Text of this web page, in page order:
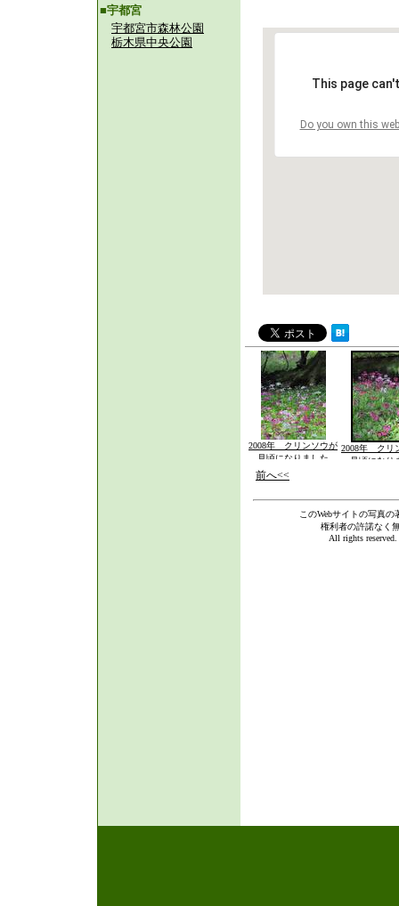
■宇都宮
宇都宮市森林公園
栃木県中央公園
This page
Do you own this
2008年 クリンソウが
見頃になりました
2008年 クリ
見頃になり
前へ<<
このWebサイトの写真の
権利者の許諾なく
All rights